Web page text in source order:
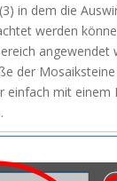
(3) in dem die
werden
angewendet
der
einfach mit einem